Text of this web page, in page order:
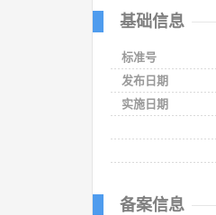
基础信息
标准号
发布日期
实施日期
备案信息